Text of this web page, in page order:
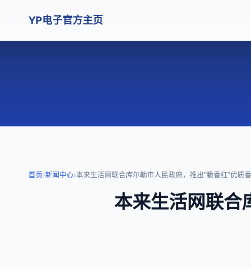
YP电子官方主页
首页›新闻中心›本来生活网联合库尔勒市人民政府，推出“脆香红”优质
本来生活网联合